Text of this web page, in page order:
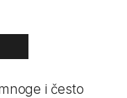
i često